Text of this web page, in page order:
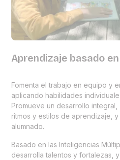
Aprendizaje basado
Fomenta el trabajo en equipo y
aplicando habilidades
Promueve un desarrollo
ritmos y estilos de aprendizaje,
alumnado.
Basado en las Inteligencias
desarrolla talentos y fortalezas,